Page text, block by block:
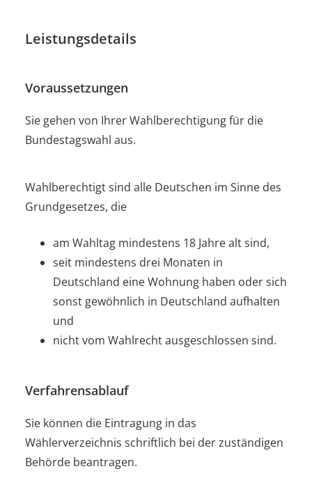
Leistungsdetails
Voraussetzungen
Sie gehen von Ihrer Wahlberechtigung für die
Bundestagswahl aus.
Wahlberechtigt sind alle Deutschen im Sinne des
Grundgesetzes, die
am Wahltag mindestens 18 Jahre alt sind,
seit mindestens drei Monaten in
Deutschland eine Wohnung haben oder sich
sonst gewöhnlich in Deutschland aufhalten
und
nicht vom Wahlrecht ausgeschlossen sind.
Verfahrensablauf
Sie können die Eintragung in das
Wählerverzeichnis schriftlich bei der zuständigen
Behörde beantragen.